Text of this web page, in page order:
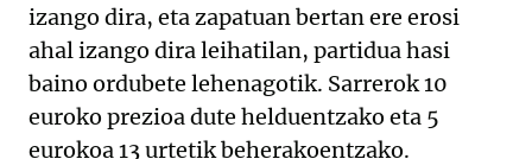
izango dira, eta zapatuan bertan ere erosi
ahal izango dira leihatilan, partidua hasi
baino ordubete lehenagotik. Sarrerok 10
euroko prezioa dute helduentzako eta 5
eurokoa 13 urtetik beherakoentzako.